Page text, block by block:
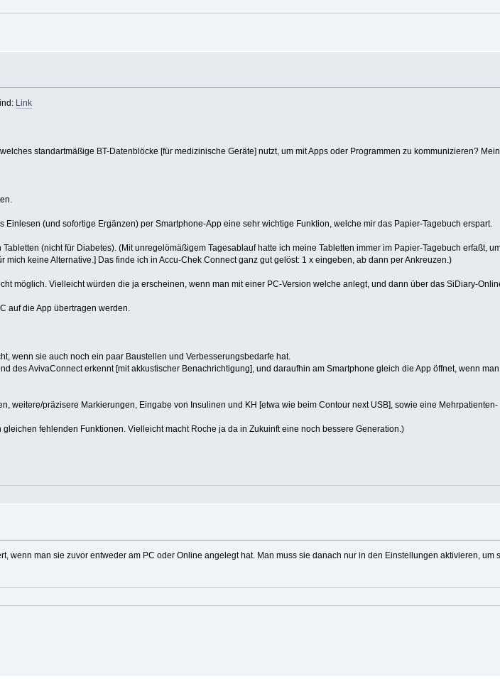
Link
standartmäßige BT-Datenblöcke [für medizinische Geräte] nutzt, um mit Apps oder Programmen zu kommunizieren?
(und sofortige Ergänzen) per Smartphone-App eine sehr wichtige Funktion, welche mir das Papier-Tagebuch erspart.
(nicht für Diabetes). (Mit unregelömäßigem Tagesablauf hatte ich meine Tabletten immer im Papier-Tagebuch erfaßt,
keine Alternative.] Das finde ich in Accu-Chek Connect ganz gut gelöst: 1 x eingeben, ab dann per Ankreuzen.)
möglich. Vielleicht würden die ja erscheinen, wenn man mit einer PC-Version welche anlegt, und dann über das SiDiary-
auf die App übertragen werden.
wenn sie auch noch ein paar Baustellen und Verbesserungsbedarfe hat.
des AvivaConnect erkennt [mit akkustischer Benachrichtigung], und daraufhin am Smartphone gleich die App öffnet, wenn
weitere/präzisere Markierungen, Eingabe von Insulinen und KH [etwa wie beim Contour next USB], sowie eine Mehrpatienten-
fehlenden Funktionen. Vielleicht macht Roche ja da in Zukuinft eine noch bessere Generation.)
wenn man sie zuvor entweder am PC oder Online angelegt hat. Man muss sie danach nur in den Einstellungen aktivieren, um